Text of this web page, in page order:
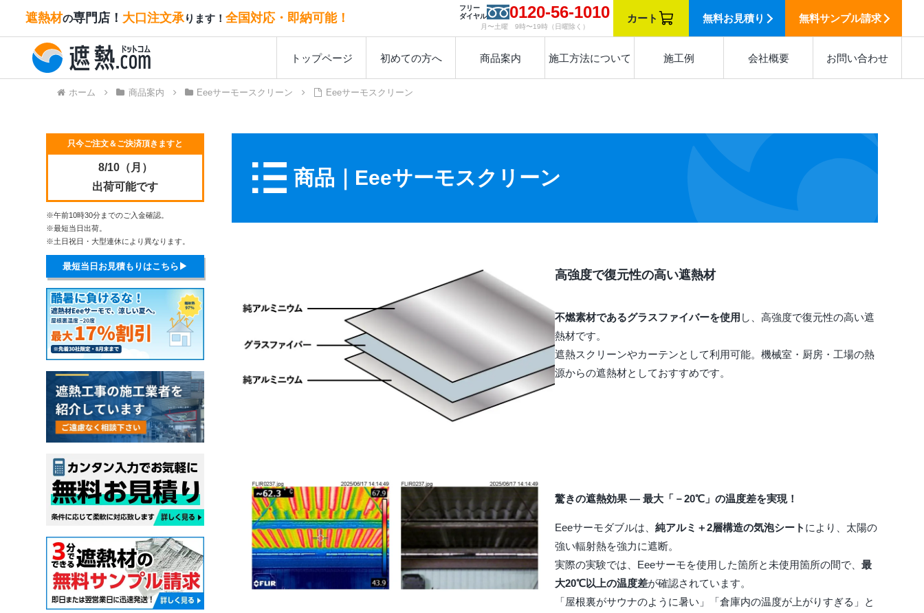
遮熱材の専門店！ 大口注文承ります！ 全国対応・即納可能！
フリー
ダイヤル
0120-56-1010
月〜土曜 9時〜19時（日曜除く）
カート 無料お見積り 無料サンプル請求
トップページ 初めての方へ 商品案内 施工方法について 施工例 会社概要 お問い合わせ
ホーム 商品案内 Eeeサーモースクリーン Eeeサーモスクリーン
商品｜Eeeサーモスクリーン
高強度で復元性の高い遮熱材
不燃素材であるグラスファイバーを使用 し、高強度で復元性の高い遮
熱材です。
遮熱スクリーンやカーテンとして利用可能。機械室・厨房・工場の熱
源からの遮熱材としておすすめです。
驚きの遮熱効果 ― 最大「－20℃」の温度差を実現！
Eeeサーモダブルは、 純アルミ＋2層構造の気泡シート により、太陽の
強い輻射熱を強力に遮断。
実際の実験では、Eeeサーモを使用した箇所と未使用箇所の間で、 最
大20℃以上の温度差が確認されています。
「屋根裏がサウナのように暑い」「倉庫内の温度が上がりすぎる」と
只今ご注文＆ご決済頂きますと
8/10（月）
出荷可能です
※午前10時30分までのご入金確認。
※最短当日出荷。
※土日祝日・大型連休により異なります。
最短当日お見積もりはこちら▶